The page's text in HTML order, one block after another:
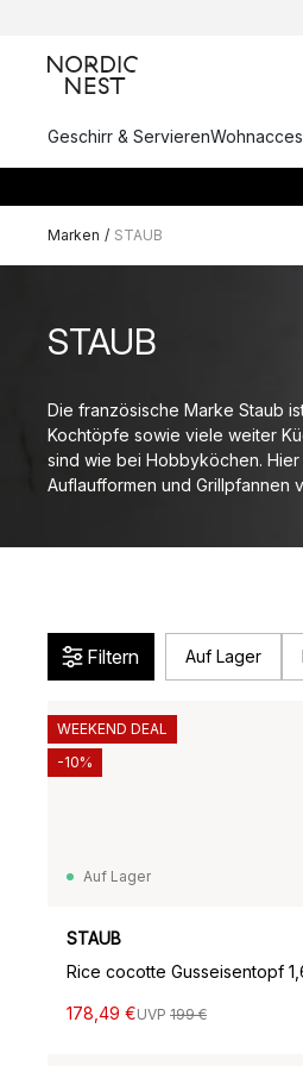
Geschirr & Servieren
Marken / STAUB
STAUB
Die französische Marke Staub
Kochtöpfe sowie viele weiter
sind wie bei Hobbyköchen.
Auflaufformen und Grillpfannen
Filtern Auf Lager
Auf Lager
STAUB
Rice cocotte Gusseisentopf
178,49 €UVP 199 €
WEEKEND DEAL
-10%